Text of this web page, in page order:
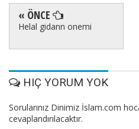
« ÖNCE
Helal gidann onemi
HIÇ YORUM YOK
Sorularınız Dinimiz İslam.com
cevaplandırılacaktır.